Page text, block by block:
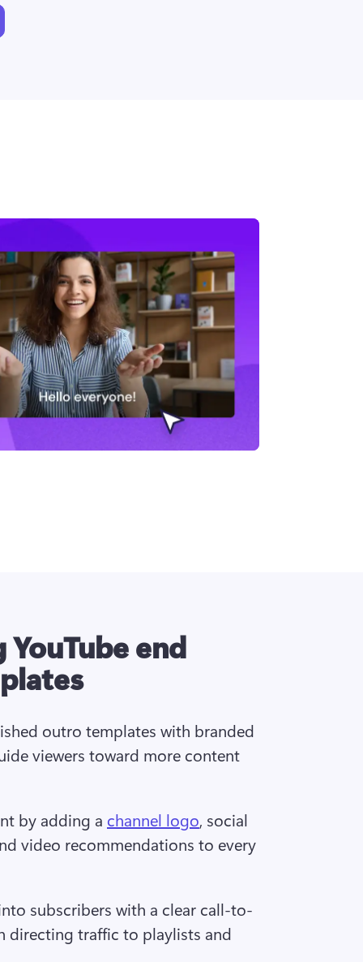
end
outro templates with branded
viewers toward more content
by adding a channel logo, social
video recommendations to every
subscribers with a clear call-to-
directing traffic to playlists and